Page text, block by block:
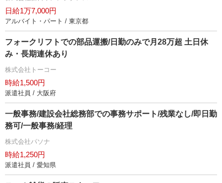
日給1万7,000円
アルバイト・パート / 東京都
フォークリフトでの部品運搬/日勤のみで月28万超 土日休
み・長期連休あり
株式会社トーコー
時給1,500円
派遣社員 / 大阪府
一般事務/建設会社総務部での事務サポート/残業なし/即日勤
務可/一般事務/経理
株式会社パソナ
時給1,250円
派遣社員 / 愛知県